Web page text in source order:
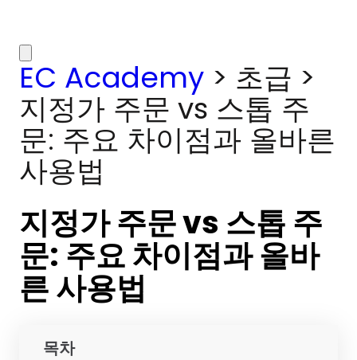
EC Academy > 초급 >
지정가 주문 vs 스톱 주
문: 주요 차이점과 올바른
사용법
지정가 주문 vs 스톱 주
문: 주요 차이점과 올바
른 사용법
목차